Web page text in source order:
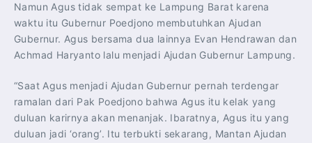
Namun Agus tidak sempat ke Lampung Barat karena
waktu itu Gubernur Poedjono membutuhkan Ajudan
Gubernur. Agus bersama dua lainnya Evan Hendrawan dan
Achmad Haryanto lalu menjadi Ajudan Gubernur Lampung.
“Saat Agus menjadi Ajudan Gubernur pernah terdengar
ramalan dari Pak Poedjono bahwa Agus itu kelak yang
duluan karirnya akan menanjak. Ibaratnya, Agus itu yang
duluan jadi ‘orang’. Itu terbukti sekarang, Mantan Ajudan